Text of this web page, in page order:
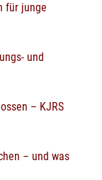
für junge
und
– KJRS
– und was